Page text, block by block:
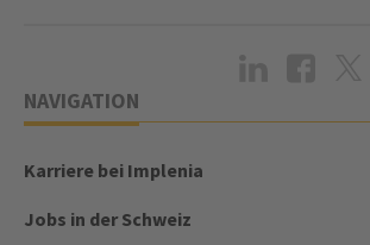
NAVIGATION
Karriere bei Implenia
Jobs in der Schweiz